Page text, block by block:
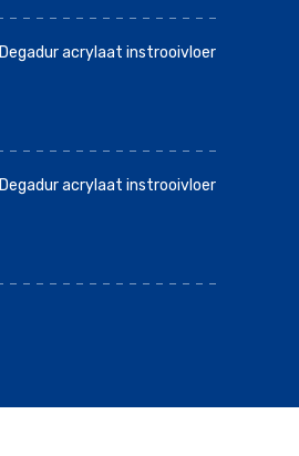
Degadur acrylaat instrooivloer
Degadur acrylaat instrooivloer